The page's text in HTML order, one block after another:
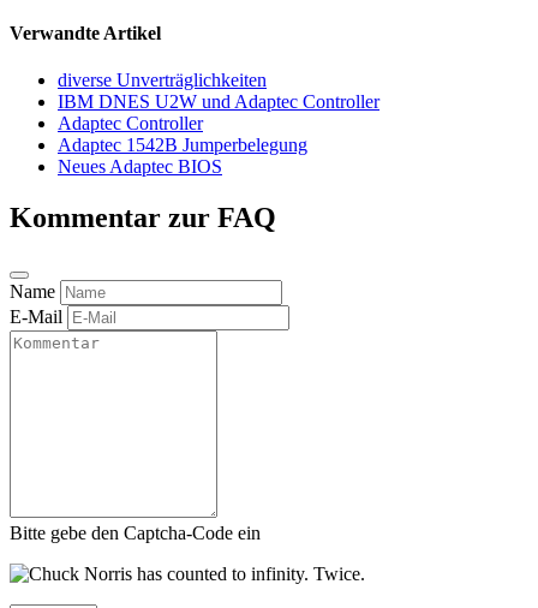
Verwandte Artikel
diverse Unverträglichkeiten
IBM DNES U2W und Adaptec Controller
Adaptec Controller
Adaptec 1542B Jumperbelegung
Neues Adaptec BIOS
Kommentar zur FAQ
Name
E-Mail
Bitte gebe den Captcha-Code ein